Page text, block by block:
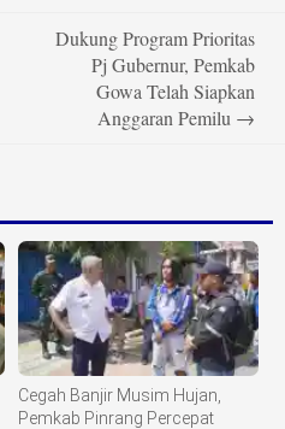
Dukung Program Prioritas
Pj Gubernur, Pemkab
Gowa Telah Siapkan
Anggaran Pemilu →
Cegah Banjir Musim Hujan,
Pemkab Pinrang Percepat